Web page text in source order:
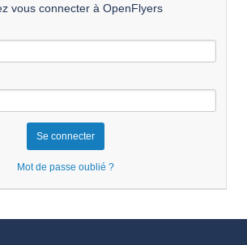
vous connecter à OpenFlyers
Mot de passe oublié ?